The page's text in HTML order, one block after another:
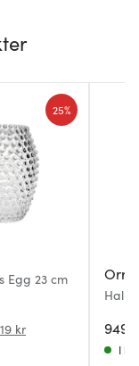
Egg 23 cm
kr
25%
949
I